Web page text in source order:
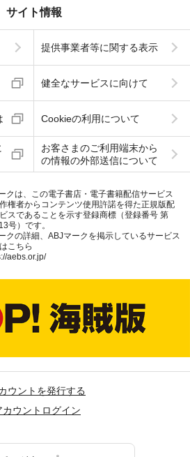
サイト情報
提供事業者等に関する表示
健全なサービスに向けて
Cookieの利用について
お客さまのご利用端末から
の情報の外部送信について
クは、この電子書店・電子書籍配信サービス
権者からコンテンツ使用許諾を得た正規版配
スであることを示す登録商標（登録番号 第
号）です。
クの詳細、ABJマークを掲示しているサービス
こちら
aebs.or.jp/
ウントを発行する
カウントログイン